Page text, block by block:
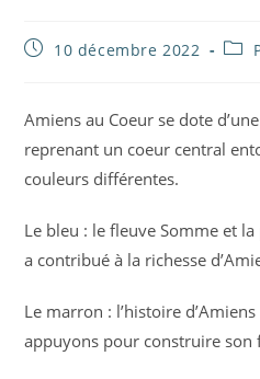
Publication
10 décembre 2022
Post
Amiens au Coeur se dote
reprenant un coeur central
couleurs différentes.
Le bleu : le fleuve Somme et
a contribué à la richesse
Le marron : l’histoire
appuyons pour construire son